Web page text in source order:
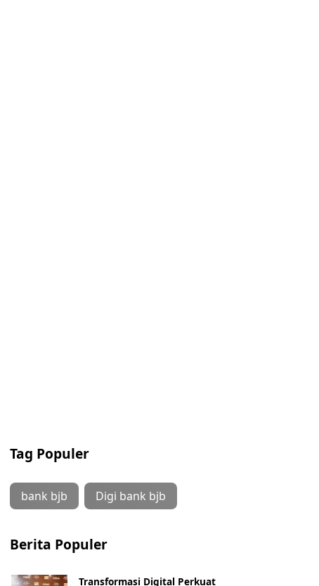
Tag Populer
bank bjb Digi bank bjb
Berita Populer
Transformasi Digital Perkuat